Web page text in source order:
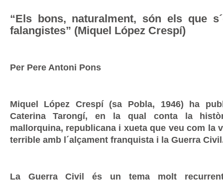
“Els bons, naturalment, són els que
falangistes” (Miquel López Crespí)
Per Pere Antoni Pons
Miquel López Crespí (sa Pobla, 1946) ha
Caterina Tarongí, en la qual conta la
mallorquina, republicana i xueta que veu com la
terrible amb l´alçament franquista i la Guerra
La Guerra Civil és un tema molt